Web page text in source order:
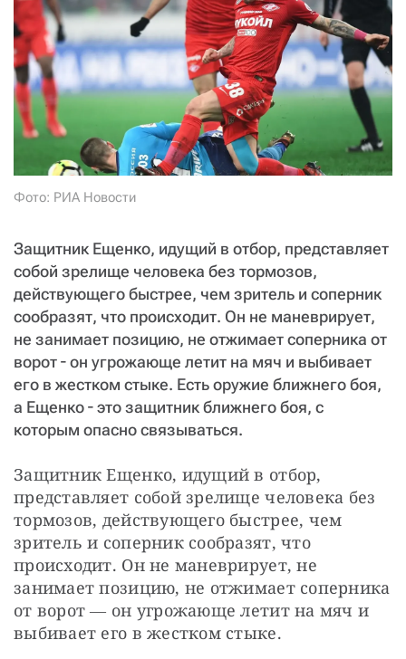
Фото: РИА Новости
Защитник Ещенко, идущий в отбор, представляет
собой зрелище человека без тормозов,
действующего быстрее, чем зритель и соперник
сообразят, что происходит. Он не маневрирует,
не занимает позицию, не отжимает соперника от
ворот ― он угрожающе летит на мяч и выбивает
его в жестком стыке. Есть оружие ближнего боя,
а Ещенко ― это защитник ближнего боя, с
которым опасно связываться.
Защитник Ещенко, идущий в отбор,
представляет собой зрелище человека без
тормозов, действующего быстрее, чем
зритель и соперник сообразят, что
происходит. Он не маневрирует, не
занимает позицию, не отжимает соперника
от ворот ― он угрожающе летит на мяч и
выбивает его в жестком стыке.
Если у вас есть вопросы, пишите donate@novayagazeta.ruили
звоните:
+7 (929) 612-03-68